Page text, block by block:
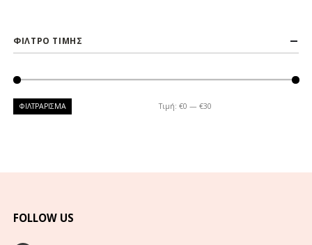
ΦΙΛΤΡΟ ΤΙΜΗΣ
ΦΙΛΤΡΆΡΙΣΜΑ Τιμή: €0 — €30
FOLLOW US